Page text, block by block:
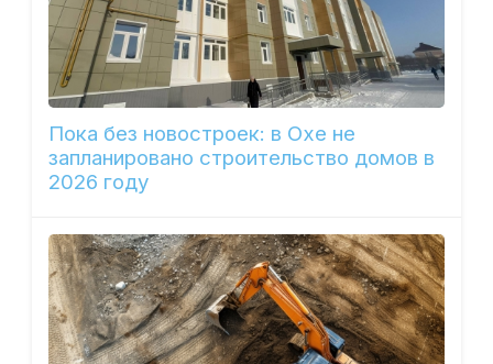
Пока без новостроек: в Охе не
запланировано строительство домов в
2026 году